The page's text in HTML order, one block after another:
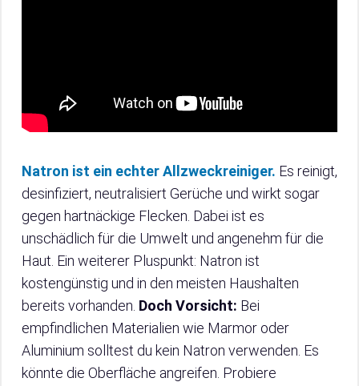
Natron ist ein echter Allzweckreiniger. Es reinigt,
desinfiziert, neutralisiert Gerüche und wirkt sogar
gegen hartnäckige Flecken. Dabei ist es
unschädlich für die Umwelt und angenehm für die
Haut. Ein weiterer Pluspunkt: Natron ist
kostengünstig und in den meisten Haushalten
bereits vorhanden. Doch Vorsicht: Bei
empfindlichen Materialien wie Marmor oder
Aluminium solltest du kein Natron verwenden. Es
könnte die Oberfläche angreifen. Probiere